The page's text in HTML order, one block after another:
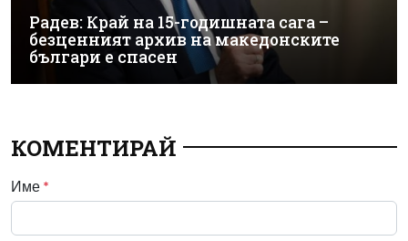
Радев: Край на 15-годишната сага –
безценният архив на македонските
българи е спасен
КОМЕНТИРАЙ
Име *